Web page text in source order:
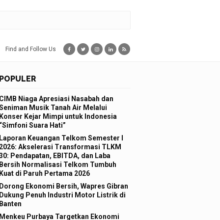
Find and Follow Us
PDB domestik kuartal II
CIMB Niaga Apresiasi Nasabah dan
Musik Tanah Air Melalui
Konser Kejar Mimpi untuk Indonesia
“Simfoni Suara Hati”
Laporan Keuangan Telkom Semester I
2026: Akselerasi Transformasi TLKM
Pendapatan, EBITDA, dan Laba
Bersih Normalisasi Telkom Tumbuh
Kuat di Paruh Pertama 2026
Dorong Ekonomi Bersih, Wapres Gibran
Dukung Penuh Industri Motor Listrik di
Banten
Menkeu Purbaya Targetkan Ekonomi